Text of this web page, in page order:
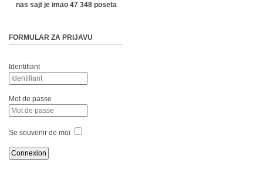
nas sajt je imao 47 348 poseta
FORMULAR ZA PRIJAVU
Identifiant
Mot de passe
Se souvenir de moi